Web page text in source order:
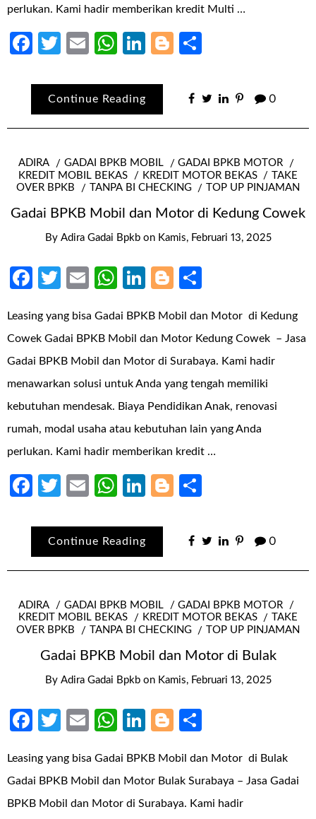
perlukan. Kami hadir memberikan kredit Multi …
Facebook
Twitter
EmailWhatsApp
LinkedIn
Blogger
Continue Reading 0
ADIRA GADAI BPKB MOBIL
GADAI BPKB MOTOR
KREDIT MOBIL BEKAS
KREDIT MOTOR BEKAS
TAKE
OVER BPKB
TANPA BI CHECKING TOP UP PINJAMAN
Gadai BPKB Mobil dan Motor di Kedung Cowek
By Adira Gadai Bpkb on Kamis, Februari 13, 2025
Facebook
Twitter
EmailWhatsApp
LinkedIn
Blogger
Leasing yang bisa Gadai BPKB Mobil dan Motor di Kedung
Cowek Gadai BPKB Mobil dan Motor Kedung Cowek – Jasa
Gadai BPKB Mobil dan Motor di Surabaya. Kami hadir
menawarkan solusi untuk Anda yang tengah memiliki
kebutuhan mendesak. Biaya Pendidikan Anak, renovasi
rumah, modal usaha atau kebutuhan lain yang Anda
perlukan. Kami hadir memberikan kredit …
Facebook
Twitter
EmailWhatsApp
LinkedIn
Blogger
Continue Reading 0
ADIRA GADAI BPKB MOBIL
GADAI BPKB MOTOR
KREDIT MOBIL BEKAS
KREDIT MOTOR BEKAS
TAKE
OVER BPKB
TANPA BI CHECKING TOP UP PINJAMAN
Gadai BPKB Mobil dan Motor di Bulak
By Adira Gadai Bpkb on Kamis, Februari 13, 2025
Facebook
Twitter
EmailWhatsApp
LinkedIn
Blogger
Leasing yang bisa Gadai BPKB Mobil dan Motor di Bulak
Gadai BPKB Mobil dan Motor Bulak Surabaya – Jasa Gadai
BPKB Mobil dan Motor di Surabaya. Kami hadir